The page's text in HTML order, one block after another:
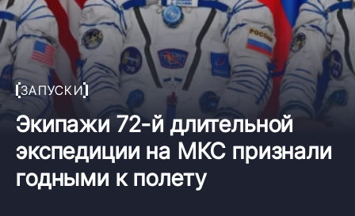
ЗАПУСКИ
Экипажи 72-й длительной
экспедиции на МКС признали
годными к полету